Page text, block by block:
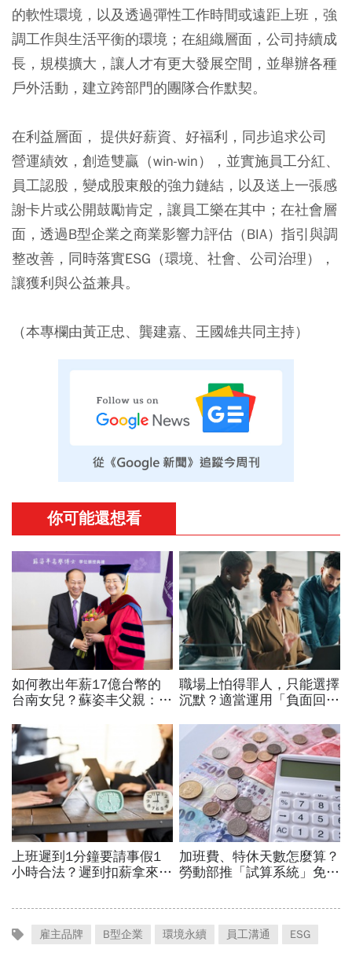
的軟性環境，以及透過彈性工作時間或遠距上班，強
調工作與生活平衡的環境；在組織層面，公司持續成
長，規模擴大，讓人才有更大發展空間，並舉辦各種
戶外活動，建立跨部門的團隊合作默契。
在利益層面， 提供好薪資、好福利，同步追求公司
營運績效，創造雙贏（win-win），並實施員工分紅、
員工認股，變成股東般的強力鏈結，以及送上一張感
謝卡片或公開鼓勵肯定，讓員工樂在其中；在社會層
面，透過B型企業之商業影響力評估（BIA）指引與調
整改善，同時落實ESG（環境、社會、公司治理），
讓獲利與公益兼具。
（本專欄由黃正忠、龔建嘉、王國雄共同主持）
雇主品牌 B型企業 環境永續 員工溝通 ESG